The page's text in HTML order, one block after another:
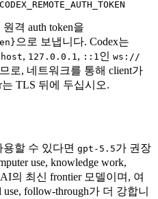
원격 auth token을
으로 보냅니다. Codex는
, 127.0.0.1 , ::1 인 ws://
로, 네트워크를 통해 client가
는 TLS 뒤에 두십시오.
할 수 있다면 gpt-5.5가 권장
use, knowledge work,
의 최신 frontier 모델이며, 여
follow-through가 더 강합니